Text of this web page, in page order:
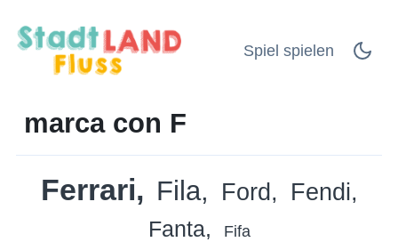
Spiel spielen
marca con F
Ferrari Fila Ford Fendi
Fanta Fifa